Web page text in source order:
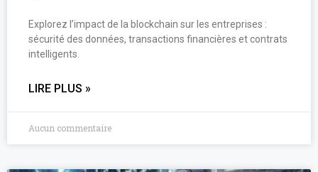
Explorez l’impact de la blockchain sur les entreprises :
sécurité des données, transactions financières et contrats
intelligents.
LIRE PLUS »
Aucun commentaire